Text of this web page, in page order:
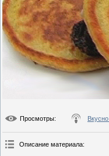
Просмотры:
Описание материала: